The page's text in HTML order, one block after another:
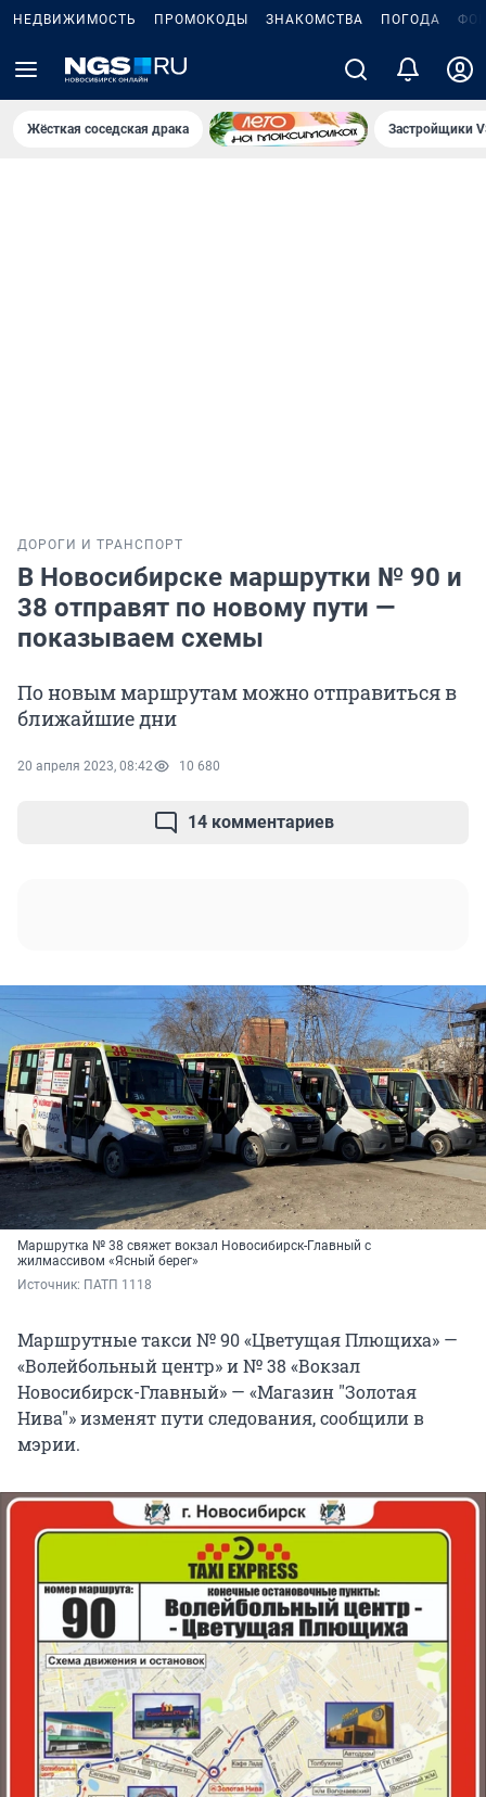
НЕДВИЖИМОСТЬ ПРОМОКОДЫ ЗНАКОМСТВА ПОГОДА
Жёсткая соседская драка Застройщики
ДОРОГИ И ТРАНСПОРТ
В Новосибирске маршрутки № 90 и
38 отправят по новому пути —
показываем схемы
По новым маршрутам можно отправиться в
ближайшие дни
20 апреля 2023, 08:42 10 680
14 комментариев
Маршрутка № 38 свяжет вокзал Новосибирск-Главный с
жилмассивом «Ясный берег»
Источник: ПАТП 1118
Маршрутные такси № 90 «Цветущая Плющиха» —
«Волейбольный центр» и № 38 «Вокзал
Новосибирск-Главный» — «Магазин "Золотая
Нива"» изменят пути следования, сообщили в
мэрии.